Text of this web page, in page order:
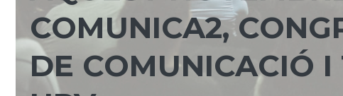
COMUNICA2,
DE COMUNICACIÓ